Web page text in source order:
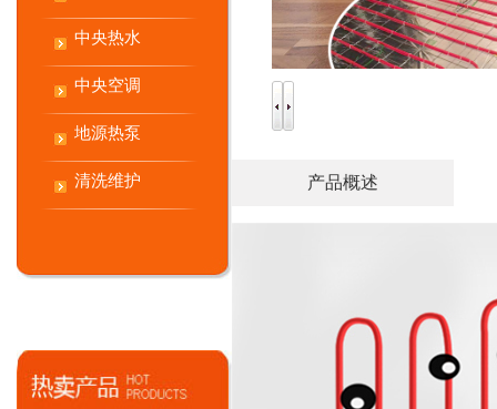
中央热水
中央空调
地源热泵
清洗维护 产品概述